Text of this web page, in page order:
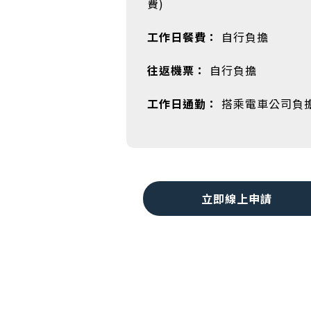
費)
工作日餐費：
自行負擔
往返機票：
自行負擔
工作日通勤： 搭乘電車公司負
立即線上申請